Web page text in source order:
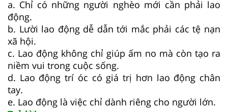
a. Chỉ có những người nghèo mới cần phải lao
động.
b. Lười lao động dễ dẫn tới mắc phải các tệ nạn
xã hội.
c. Lao động không chỉ giúp ấm no mà còn tạo ra
niềm vui trong cuộc sống.
d. Lao động trí óc có giá trị hơn lao động chân
tay.
e. Lao động là việc chỉ dành riêng cho người lớn.